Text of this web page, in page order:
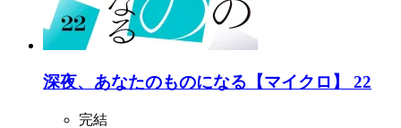
深夜、あなたのものになる【マイクロ】 22
完結